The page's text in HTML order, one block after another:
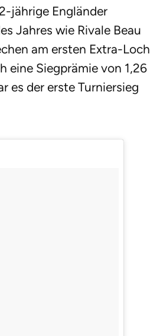
jährige Engländer
Jahres wie Rivale Beau
am ersten Extra-Loch
eine Siegprämie von 1,26
es der erste Turniersieg